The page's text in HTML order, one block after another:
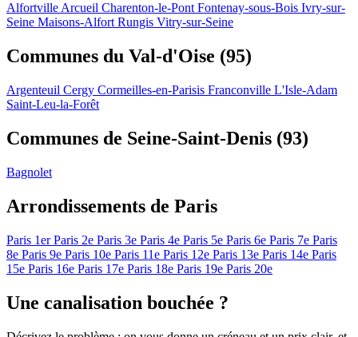
Alfortville Arcueil Charenton-le-Pont Fontenay-sous-Bois Ivry-sur-
Seine Maisons-Alfort Rungis Vitry-sur-Seine
Communes du Val-d'Oise (95)
Argenteuil Cergy Cormeilles-en-Parisis Franconville L'Isle-Adam
Saint-Leu-la-Forêt
Communes de Seine-Saint-Denis (93)
Bagnolet
Arrondissements de Paris
Paris 1erParis 2e Paris 3e Paris 4e Paris 5e Paris 6e Paris 7e Paris
8e Paris 9e Paris 10e Paris 11e Paris 12e Paris 13e Paris 14e Paris
15e Paris 16e Paris 17e Paris 18e Paris 19e Paris 20e
Une canalisation bouchée ?